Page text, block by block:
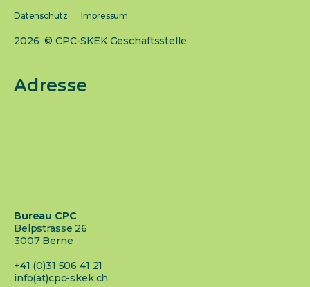
Datenschutz Impressum
2026 © CPC-SKEK Geschäftsstelle
Adresse
Bureau CPC
Belpstrasse 26
3007 Berne
+41 (0)31 506 41 21
info(at)cpc-skek.ch